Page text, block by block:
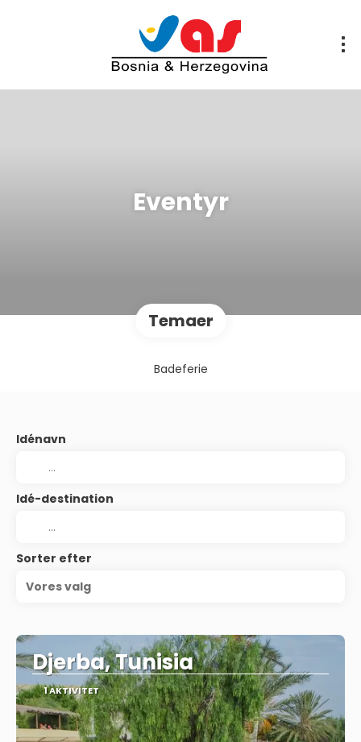
Eventyr
Temaer
Badeferie
Idénavn
Idé-destination
Sorter efter
Vores valg
Djerba, Tunisia
1 AKTIVITET